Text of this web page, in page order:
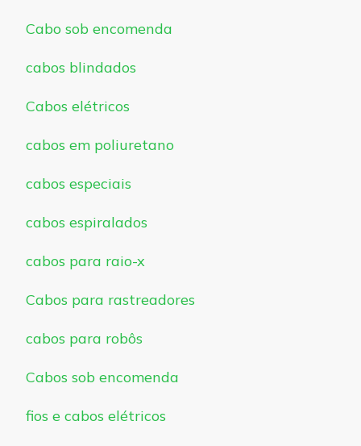
Cabo sob encomenda
cabos blindados
Cabos elétricos
cabos em poliuretano
cabos especiais
cabos espiralados
cabos para raio-x
Cabos para rastreadores
cabos para robôs
Cabos sob encomenda
fios e cabos elétricos